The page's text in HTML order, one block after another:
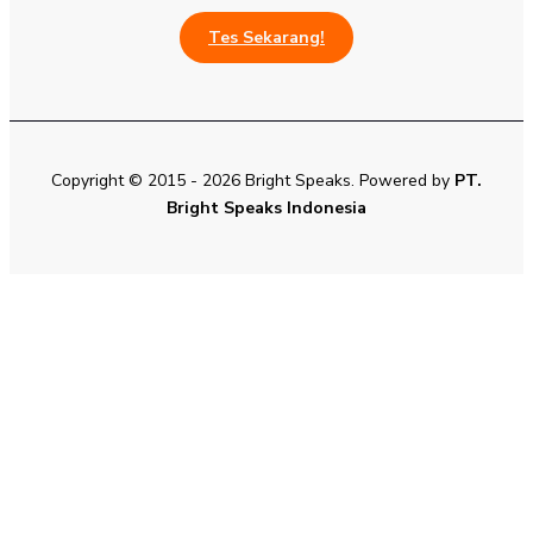
Tes Sekarang!
Copyright © 2015 - 2026 Bright Speaks. Powered by PT.
Bright Speaks Indonesia